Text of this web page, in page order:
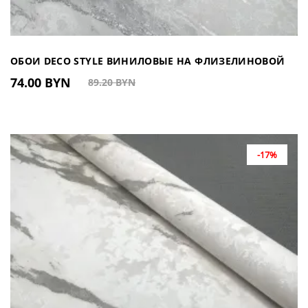
ОБОИ DECO STYLE ВИНИЛОВЫЕ НА ФЛИЗЕЛИНОВОЙ
ОСНОВЕ HC100103 (КИТАЙ)
74.00 BYN 89.20 BYN
-17%